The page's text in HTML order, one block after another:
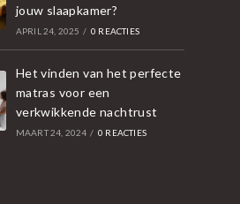
jouw slaapkamer?
APRIL 24, 2025 / 0 REACTIES
Het vinden van het perfecte
matras voor een
verkwikkende nachtrust
MAART 24, 2024 / 0 REACTIES